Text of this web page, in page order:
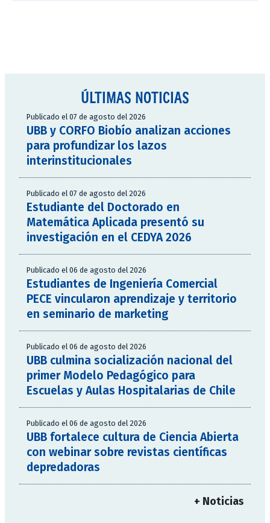
ÚLTIMAS NOTICIAS
Publicado el 07 de agosto del 2026
UBB y CORFO Biobío analizan acciones
para profundizar los lazos
interinstitucionales
Publicado el 07 de agosto del 2026
Estudiante del Doctorado en
Matemática Aplicada presentó su
investigación en el CEDYA 2026
Publicado el 06 de agosto del 2026
Estudiantes de Ingeniería Comercial
PECE vincularon aprendizaje y territorio
en seminario de marketing
Publicado el 06 de agosto del 2026
UBB culmina socialización nacional del
primer Modelo Pedagógico para
Escuelas y Aulas Hospitalarias de Chile
Publicado el 06 de agosto del 2026
UBB fortalece cultura de Ciencia Abierta
con webinar sobre revistas científicas
depredadoras
+ Noticias